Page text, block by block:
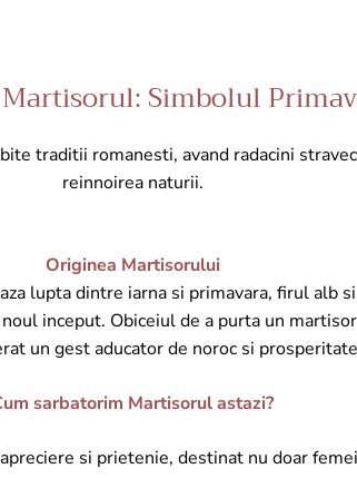
Simbolul
traditii romanesti, avand radacini
reinnoirea naturii.
Originea Martisorului
lupta dintre iarna si primavara, firul alb
inceput. Obiceiul de a purta un
un gest aducator de noroc si
sarbatorim Martisorul astazi?
si prietenie, destinat nu doar